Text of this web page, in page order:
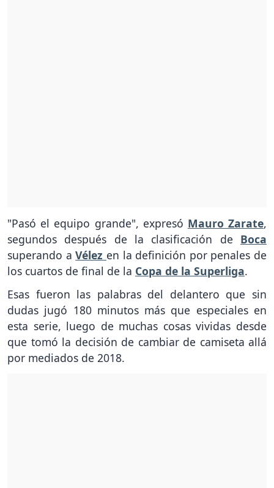
"Pasó el equipo grande", expresó Mauro Zarate,
segundos después de la clasificación de Boca
superando aVélez en la definición por penales de
los cuartos de final de la Copa de la Superliga.
Esas fueron las palabras del delantero que sin
dudas jugó 180 minutos más que especiales en
esta serie, luego de muchas cosas vividas desde
que tomó la decisión de cambiar de camiseta allá
por mediados de 2018.